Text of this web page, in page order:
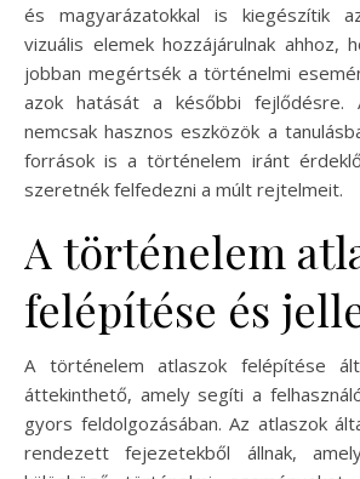
és magyarázatokkal is kiegészítik
vizuális elemek hozzájárulnak ahhoz,
jobban megértsék a történelmi
azok hatását a későbbi fejlődésre.
nemcsak hasznos eszközök a
források is a történelem iránt
szeretnék felfedezni a múlt rejtelmeit.
A történelem
felépítése és
A történelem atlaszok felépítése
áttekinthető, amely segíti a
gyors feldolgozásában. Az atlaszok
rendezett fejezetekből állnak,